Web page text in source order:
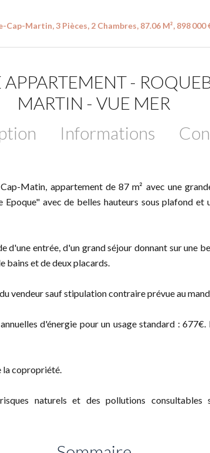
Martin, 3 Pièces, 2 Chambres, 87.06 M², 898 000
-
MARTIN - VUE MER
Informations
Matin, appartement de 87 m² avec une
avec de belles hauteurs sous plafond et
d'une entrée, d'un grand séjour donnant sur une
bains et de deux placards.
vendeur sauf stipulation contraire prévue au
d'énergie pour un usage standard : 677€.
la copropriété.
naturels et des pollutions consultables